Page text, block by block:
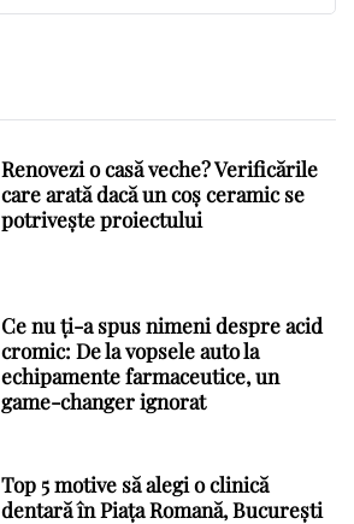
Renovezi o casă veche? Verificările
care arată dacă un coș ceramic se
potrivește proiectului
Ce nu ți-a spus nimeni despre acid
cromic: De la vopsele auto la
echipamente farmaceutice, un
game-changer ignorat
Top 5 motive să alegi o clinică
dentară în Piața Romană, București